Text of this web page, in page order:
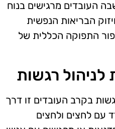
העובדים מרגישים בנוח
הבריאות הנפשית
התפוקה הכללית של
רגשות
בקרב העובדים זו דרך
עם לחצים ולחצים